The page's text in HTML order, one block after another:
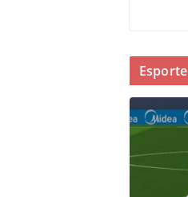
Esporte